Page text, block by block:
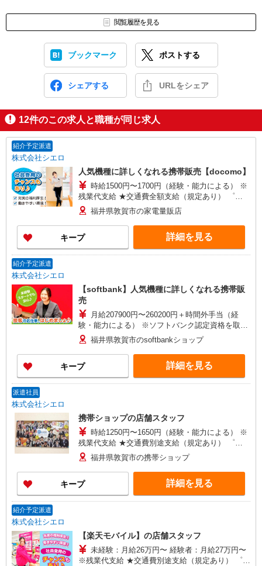
閲覧履歴を見る
ブックマーク ポストする
シェアする URLをシェア
12件のこの求人と職種が同じ求人
紹介予定派遣
株式会社シエロ
人気機種に詳しくなれる携帯販売【docomo】
時給1500円〜1700円（経験・能力による） ※
残業代支給 ★交通費全額支給（規定あり） ゜
+゜・。○。・゜+゜・。○。・゜+゜ 入社祝い金10
万円支給(規定有) お友達を紹介頂くと, インセンテ
ィブ支給(規定有) ★月2回払い・週払い可能（規程
有）★ ゜・。○。・゜+゜・。○。・゜+゜
福井県敦賀市の家電量販店
キープ 詳細を見る
紹介予定派遣
株式会社シエロ
【softbank】人気機種に詳しくなれる携帯販
売
月給207900円〜260200円＋時間外手当（経
験・能力による） ※ソフトバンク認定資格を取得
すると資格手当が追加支給されます（待遇参照）
※時間外手当は別途全額支給（1分単位）賞与年2
回（6月・12月）昇給年1回（7月） ★交通費別途
支給（規定あり） ゜+゜・。○。・゜+゜・。
○。・゜+゜ 入社祝い金10万円支給(規定有) お友達
福井県敦賀市のsoftbankショップ
キープ 詳細を見る
派遣社員
株式会社シエロ
携帯ショップの店舗スタッフ
時給1250円〜1650円（経験・能力による） ※
残業代支給 ★交通費別途支給（規定あり） ゜
+゜・。○。・゜+゜・。○。・゜+゜ 入社祝い金10
万円支給(規定有) お友達を紹介頂くと, インセンテ
ィブ支給(規定有) ★月2回払い・週払い可能（規程
有）★ ゜・。○。・゜+゜・。○。・゜+゜
福井県敦賀市の携帯ショップ
キープ 詳細を見る
紹介予定派遣
株式会社シエロ
【楽天モバイル】の店舗スタッフ
未経験：月給26万円〜 経験者：月給27万円〜
※残業代支給 ★交通費別途支給（規定あり） ゜